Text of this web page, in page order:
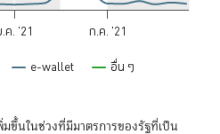
e-wallet อื่น ๆ
ค. '21 ก.ค. '21
ขึ้นในช่วงที่มีมาตรการของรัฐที่เป็น